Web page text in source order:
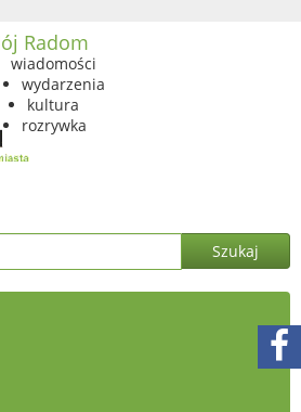
Radom
wiadomości
wydarzenia
kultura
rozrywka